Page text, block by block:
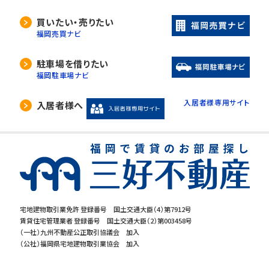
宅地建物取引業免許 登録番号 国土交通大臣（4）第7912号
賃貸住宅管理業者 登録番号 国土交通大臣（2）第003458号
（一社）九州不動産公正取引協議会 加入
（公社）福岡県宅地建物取引業協会 加入
買いたい・売りたい
福岡売買ナビ
駐車場を借りたい
福岡駐車場ナビ
入居者様へ 入居者様専用サイト